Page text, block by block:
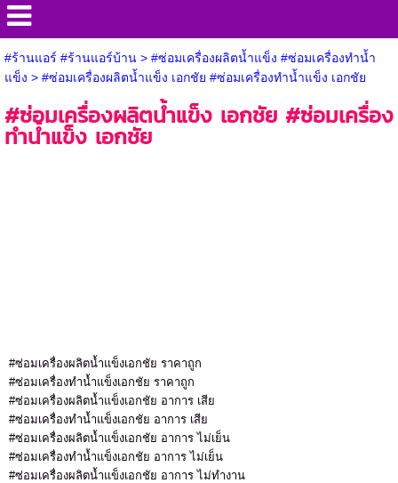
#ร้านแอร์ #ร้านแอร์บ้าน> #ซ่อมเครื่องผลิตน้ำแข็ง #ซ่อมเครื่องทำน้ำ
แข็ง > #ซ่อมเครื่องผลิตน้ำแข็ง เอกชัย #ซ่อมเครื่องทำน้ำแข็ง เอกชัย
#ซ่อมเครื่องผลิตน้ำแข็ง เอกชัย #ซ่อมเครื่อง
ทำน้ำแข็ง เอกชัย
#ซ่อมเครื่องผลิตน้ำแข็งเอกชัย ราคาถูก
#ซ่อมเครื่องทำน้ำแข็งเอกชัย ราคาถูก
#ซ่อมเครื่องผลิตน้ำแข็งเอกชัย อาการ เสีย
#ซ่อมเครื่องทำน้ำแข็งเอกชัย อาการ เสีย
#ซ่อมเครื่องผลิตน้ำแข็งเอกชัย อาการ ไม่เย็น
#ซ่อมเครื่องทำน้ำแข็งเอกชัย อาการ ไม่เย็น
#ซ่อมเครื่องผลิตน้ำแข็งเอกชัย อาการ ไม่ทำงาน